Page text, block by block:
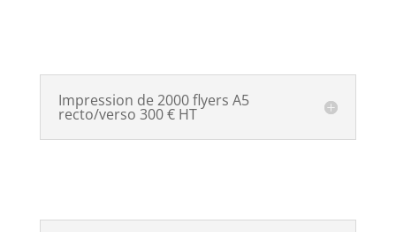
Impression de 2000 flyers A5
recto/verso 300 € HT